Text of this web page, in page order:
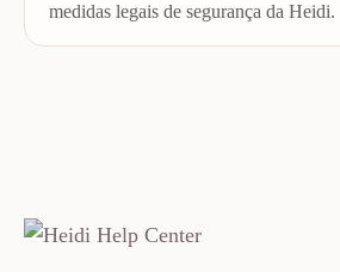
medidas legais de segurança da Heidi.